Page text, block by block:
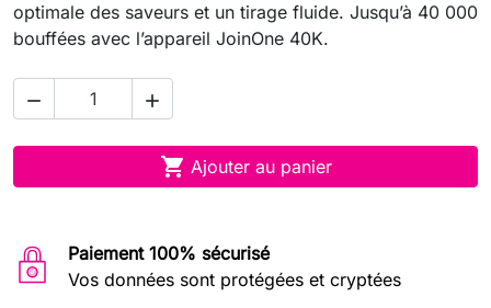
optimale des saveurs et un tirage fluide. Jusqu’à 40 000
bouffées avec l’appareil JoinOne 40K.
 
 Ajouter au panier
Paiement 100% sécurisé
Vos données sont protégées et cryptées